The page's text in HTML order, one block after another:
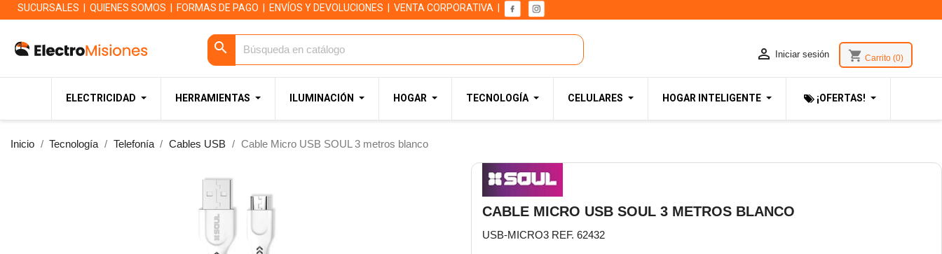
SUCURSALES QUIENES SOMOS FORMAS DE PAGO ENVÍOS Y DEVOLUCIONES VENTA CORPORATIVA
 Iniciar sesión shopping_cart Carrito (0)
search
ELECTRICIDAD HERRAMIENTAS ILUMINACIÓN HOGAR TECNOLOGÍA CELULARES HOGAR INTELIGENTE ¡OFERTAS!
Inicio Tecnología Telefonía Cables USB Cable Micro USB SOUL 3 metros blanco
CABLE MICRO USB SOUL 3 METROS BLANCO
USB-MICRO3 REF. 62432